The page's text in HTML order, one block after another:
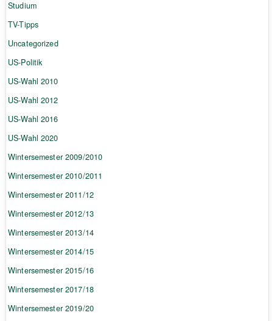
Studium
TV-Tipps
Uncategorized
US-Politik
US-Wahl 2010
US-Wahl 2012
US-Wahl 2016
US-Wahl 2020
Wintersemester 2009/2010
Wintersemester 2010/2011
Wintersemester 2011/12
Wintersemester 2012/13
Wintersemester 2013/14
Wintersemester 2014/15
Wintersemester 2015/16
Wintersemester 2017/18
Wintersemester 2019/20